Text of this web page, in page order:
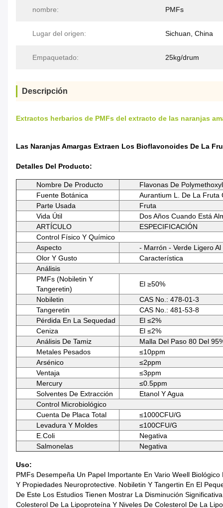
nombre: PMFs
Lugar del origen: Sichuan, China
Empaquetado: 25kg/drum
Descripción
Extractos herbarios de PMFs del extracto de las naranjas
Las Naranjas Amargas Extraen Los Bioflavonoides De La
Detalles Del Producto:
Nombre De Producto
Flavonas De
Fuente Botánica
Aurantium L. De La Fruta
Parte Usada
Fruta
Vida Útil
Dos Años Cuando Está
ARTÍCULO
ESPECIFICACIÓN
Control Físico Y Químico
Aspecto
- Marrón - Verde Ligero
Olor Y Gusto
Característica
Análisis
PMFs (Nobiletin Y
Tangeretin)
El ≥50%
Nobiletin
CAS No.: 478-01-3
Tangeretin
CAS No.: 481-53-8
Pérdida En La Sequedad
El ≤2%
Ceniza
El ≤2%
Análisis De Tamiz
Malla Del Paso 80 Del
Metales Pesados
≤10ppm
Arsénico
≤2ppm
Ventaja
≤3ppm
Mercury
≤0.5ppm
Solventes De Extracción
Etanol Y Agua
Control Microbiológico
Cuenta De Placa Total
≤1000CFU/g
Levadura Y Moldes
≤100CFU/g
E.coli
Negativa
Salmonelas
Negativa
Uso:
PMFs Desempeña Un Papel Importante En Vario Weell
Y Propiedades Neuroprotective. Nobiletin Y Tangertin En El
De Este Los Estudios Tienen Mostrar La Disminución
Colesterol De La Lipoproteína Y Niveles De Colesterol De La